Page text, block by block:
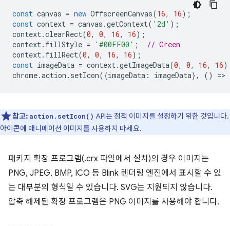
const canvas = new OffscreenCanvas(16, 16);
const context = canvas .getContext( '2d' );
context.clearRect(0, 0, 16, 16);
context. fillStyle = '#00FF00' ;
// Green
context. fillRect(0, 0, 16, 16);
const imageData = context.getImageData(0, 0, 16, 16
chrome.action . setIcon({imageData : imageData}, () =>
참고: action.setIcon() API는 정적 이미지를 설정하기 위한 것입니다.
아이콘에 애니메이션 이미지를 사용하지 마세요.
패키지 확장 프로그램(.crx 파일에서 설치)의 경우 이미지는
PNG, JPEG, BMP, ICO 등 Blink 렌더링 엔진에서 표시할 수 있
는 대부분의 형식일 수 있습니다. SVG는 지원되지 않습니다.
압축 해제된 확장 프로그램은 PNG 이미지를 사용해야 합니다.